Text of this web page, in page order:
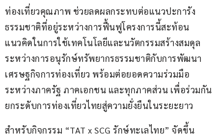
ท่องเที่ยวคุณภาพ ช่วยลดผลกระทบต่อแนวปะการัง
ธรรมชาติที่อยู่ระหว่างการฟื้นฟูโครงการนี้สะท้อน
แนวคิดในการใช้เทคโนโลยีและนวัตกรรมสร้างสมดุล
ระหว่างการอนุรักษ์ทรัพยากรธรรมชาติกับการพัฒนา
เศรษฐกิจการท่องเที่ยว พร้อมต่อยอดความร่วมมือ
ระหว่างภาครัฐ ภาคเอกชน และทุกภาคส่วน เพื่อร่วมกัน
ยกระดับการท่องเที่ยวไทยสู่ความยั่งยืนในระยะยาว
สำหรับกิจกรรม “TAT x SCG รักษ์ทะเลไทย” จัดขึ้น